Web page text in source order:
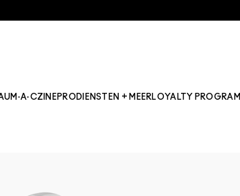
M·A·CZINE PRO DIENSTEN + MEER LOYALTY PROGRAM